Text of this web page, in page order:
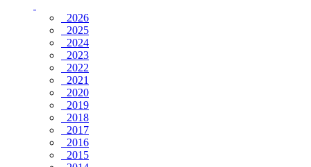
2026
2025
2024
2023
2022
2021
2020
2019
2018
2017
2016
2015